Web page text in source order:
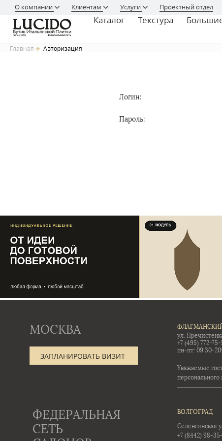
О компании Клиентам Услуги Проектный отдел
Каталог Текстура
Главная Авторизация
Логин:
Пароль:
МОСКВА
ЗАПЛАНИРОВАТЬ ВИЗИТ
ул.
+7 (495) 772-75-
пн-пт: 09:30-
Уважаемые
ФЕДЕРАЛЬНАЯ
СЕТЬ
ВОЛГОГРАД
Селенгинская
+7 (8442) 98-